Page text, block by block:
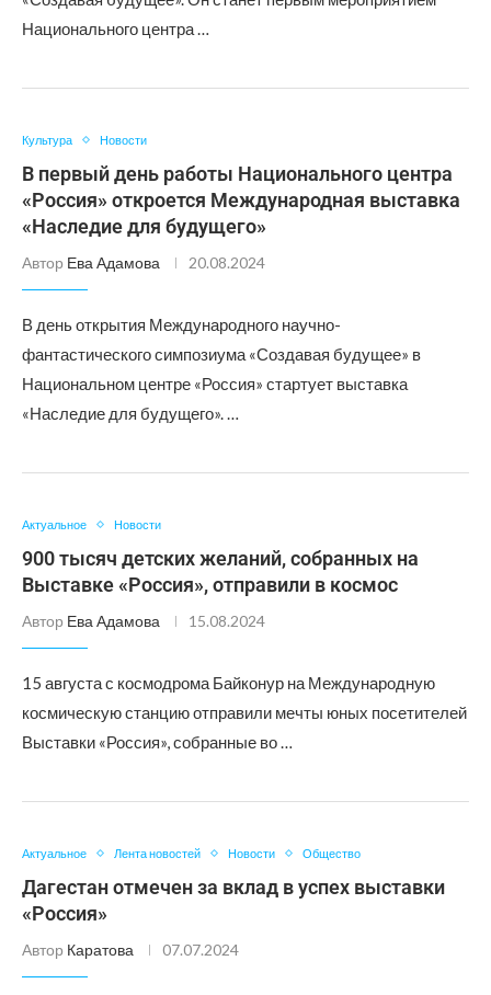
Национального центра …
Культура Новости
В первый день работы Национального центра
«Россия» откроется Международная выставка
«Наследие для будущего»
Автор Ева Адамова 20.08.2024
В день открытия Международного научно-
фантастического симпозиума «Создавая будущее» в
Национальном центре «Россия» стартует выставка
«Наследие для будущего». …
Актуальное Новости
900 тысяч детских желаний, собранных на
Выставке «Россия», отправили в космос
Автор Ева Адамова 15.08.2024
15 августа с космодрома Байконур на Международную
космическую станцию отправили мечты юных посетителей
Выставки «Россия», собранные во …
Актуальное Лента новостей Новости Общество
Дагестан отмечен за вклад в успех выставки
«Россия»
Автор Каратова 07.07.2024